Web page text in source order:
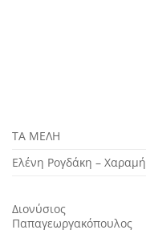
ΤΑ ΜΕΛΗ
Ελένη Ρογδάκη – Χαραμή
Διονύσιος
Παπαγεωργακόπουλος